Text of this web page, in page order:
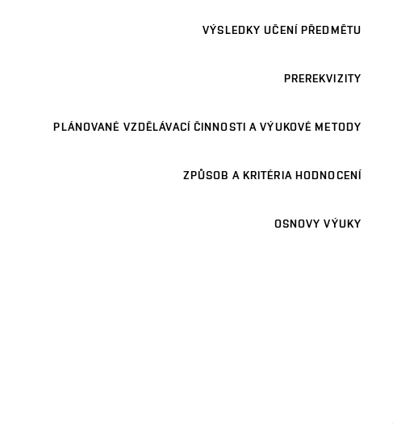
VÝSLEDKY UČENÍ PŘEDMĚTU
PREREKVIZITY
PLÁNOVANÉ VZDĚLÁVACÍ ČINNOSTI A VÝUKOVÉ METODY
ZPŮSOB A KRITÉRIA HODNOCENÍ
OSNOVY VÝUKY